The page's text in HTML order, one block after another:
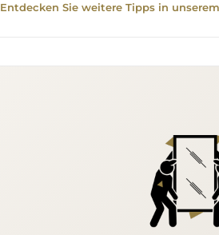
Entdecken Sie weitere Tipps in